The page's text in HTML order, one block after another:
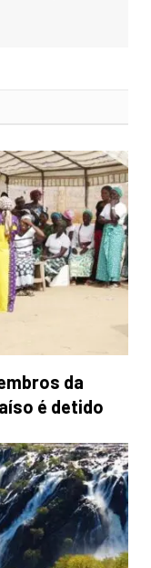
da
é detido